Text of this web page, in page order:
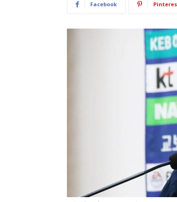
Facebook